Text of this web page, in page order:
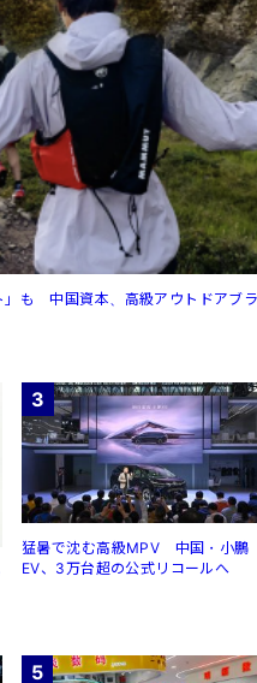
」も 中国資本、高級アウトドアブ
3
猛暑で沈む高級MPV 中国・小鵬
EV、3万台超の公式リコールへ
5